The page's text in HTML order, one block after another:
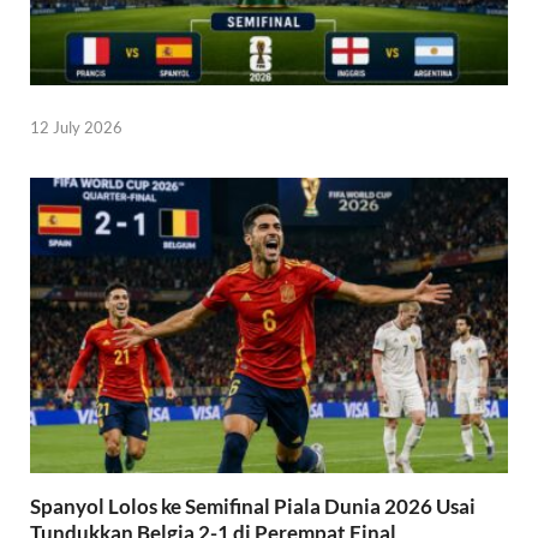
12 July 2026
Spanyol Lolos ke Semifinal Piala Dunia 2026 Usai
Tundukkan Belgia 2-1 di Perempat Final